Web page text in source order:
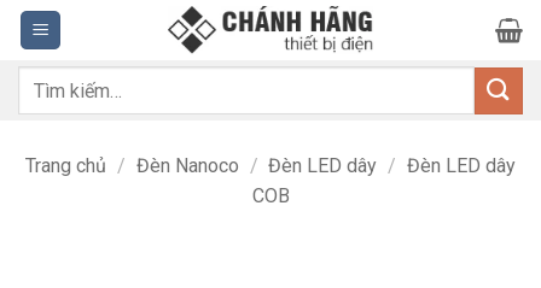
Bỏ
qua
nội
dung
Tìm
Trang chủ / Đèn Nanoco / Đèn LED dây / Đèn LED dây
COB